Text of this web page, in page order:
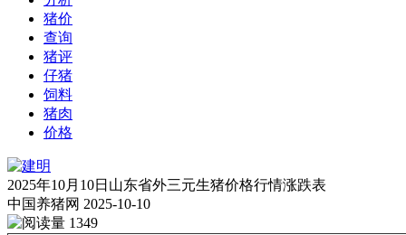
猪价
查询
猪评
仔猪
饲料
猪肉
价格
2025年10月10日山东省外三元生猪价格行情涨跌表
中国养猪网 2025-10-10
1349